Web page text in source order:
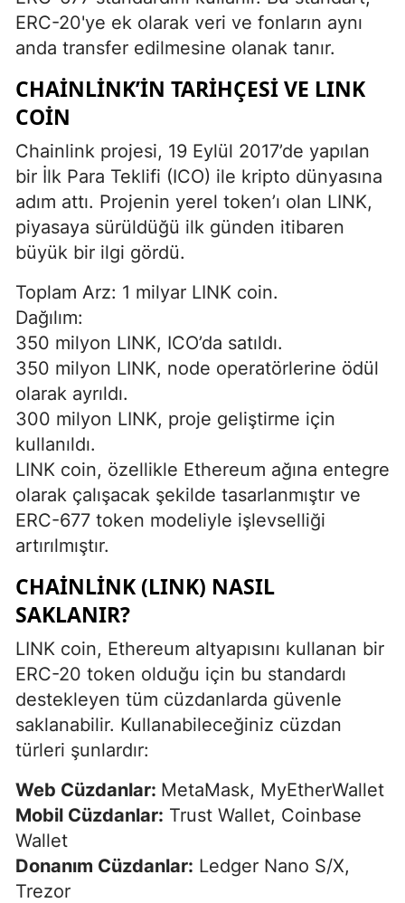
ERC-20'ye ek olarak veri ve fonların aynı
anda transfer edilmesine olanak tanır.
CHAINLINK’IN TARIHÇESI VE LINK
COIN
Chainlink projesi, 19 Eylül 2017’de yapılan
bir İlk Para Teklifi (ICO) ile kripto dünyasına
adım attı. Projenin yerel token’ı olan LINK,
piyasaya sürüldüğü ilk günden itibaren
büyük bir ilgi gördü.
Toplam Arz: 1 milyar LINK coin.
Dağılım:
350 milyon LINK, ICO’da satıldı.
350 milyon LINK, node operatörlerine ödül
olarak ayrıldı.
300 milyon LINK, proje geliştirme için
kullanıldı.
LINK coin, özellikle Ethereum ağına entegre
olarak çalışacak şekilde tasarlanmıştır ve
ERC-677 token modeliyle işlevselliği
artırılmıştır.
CHAINLINK (LINK) NASIL
SAKLANIR?
LINK coin, Ethereum altyapısını kullanan bir
ERC-20 token olduğu için bu standardı
destekleyen tüm cüzdanlarda güvenle
saklanabilir. Kullanabileceğiniz cüzdan
türleri şunlardır:
Web Cüzdanlar: MetaMask, MyEtherWallet
Mobil Cüzdanlar: Trust Wallet, Coinbase
Wallet
Donanım Cüzdanlar: Ledger Nano S/X,
Trezor